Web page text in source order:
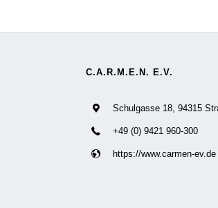
C.A.R.M.E.N. E.V.
Schulgasse 18, 94315
+49 (0) 9421 960-300
https://www.carmen-ev.de